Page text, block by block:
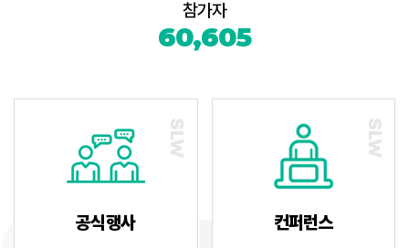
참가자
60,605
공식행사 컨퍼런스